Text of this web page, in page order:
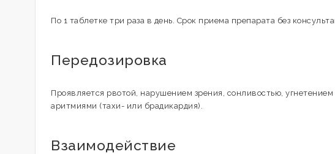
По 1 таблетке три раза в день. Срок приема препарата без
Передозировка
Проявляется рвотой, нарушением зрения, сонливостью,
аритмиями (тахи- или брадикардия).
Взаимодействие